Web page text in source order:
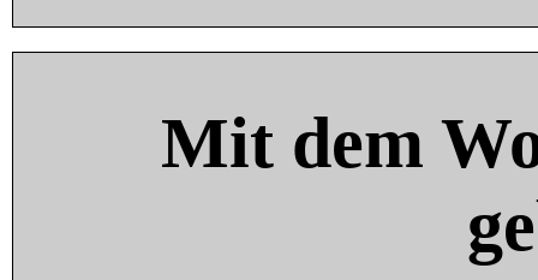
Mit dem